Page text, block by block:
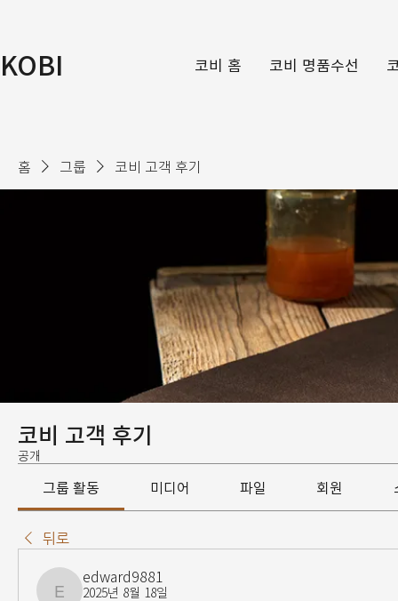
KOBI 코비 홈 코비 명품수선
홈 그룹 코비 고객 후기
코비 고객 후기
공개
그룹 활동 미디어 파일 회원
뒤로
edward9881
2025년 8월 18일